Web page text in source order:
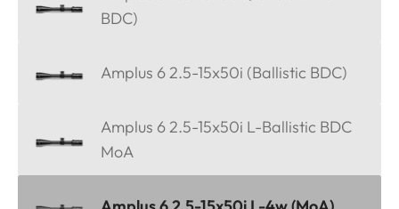
BDC)
Amplus 6 2.5-15x50i (Ballistic BDC)
Amplus 6 2.5-15x50i L-Ballistic BDC
MoA